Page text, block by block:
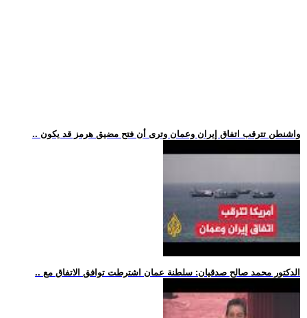
.. واشنطن تترقب اتفاق إيران وعمان وترى أن فتح مضيق هرمز قد يكون
.. الدكتور محمد صالح صدقيان: سلطنة عمان اشترطت توافق الاتفاق مع